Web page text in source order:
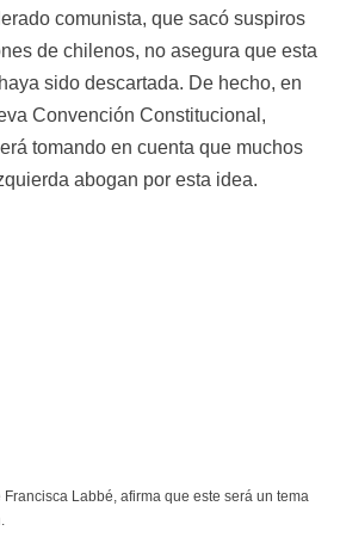
comunista, que sacó suspiros
de chilenos, no asegura que esta
sido descartada. De hecho, en
Convención Constitucional,
tomando en cuenta que muchos
abogan por esta idea.
Labbé, afirma que este será un tema